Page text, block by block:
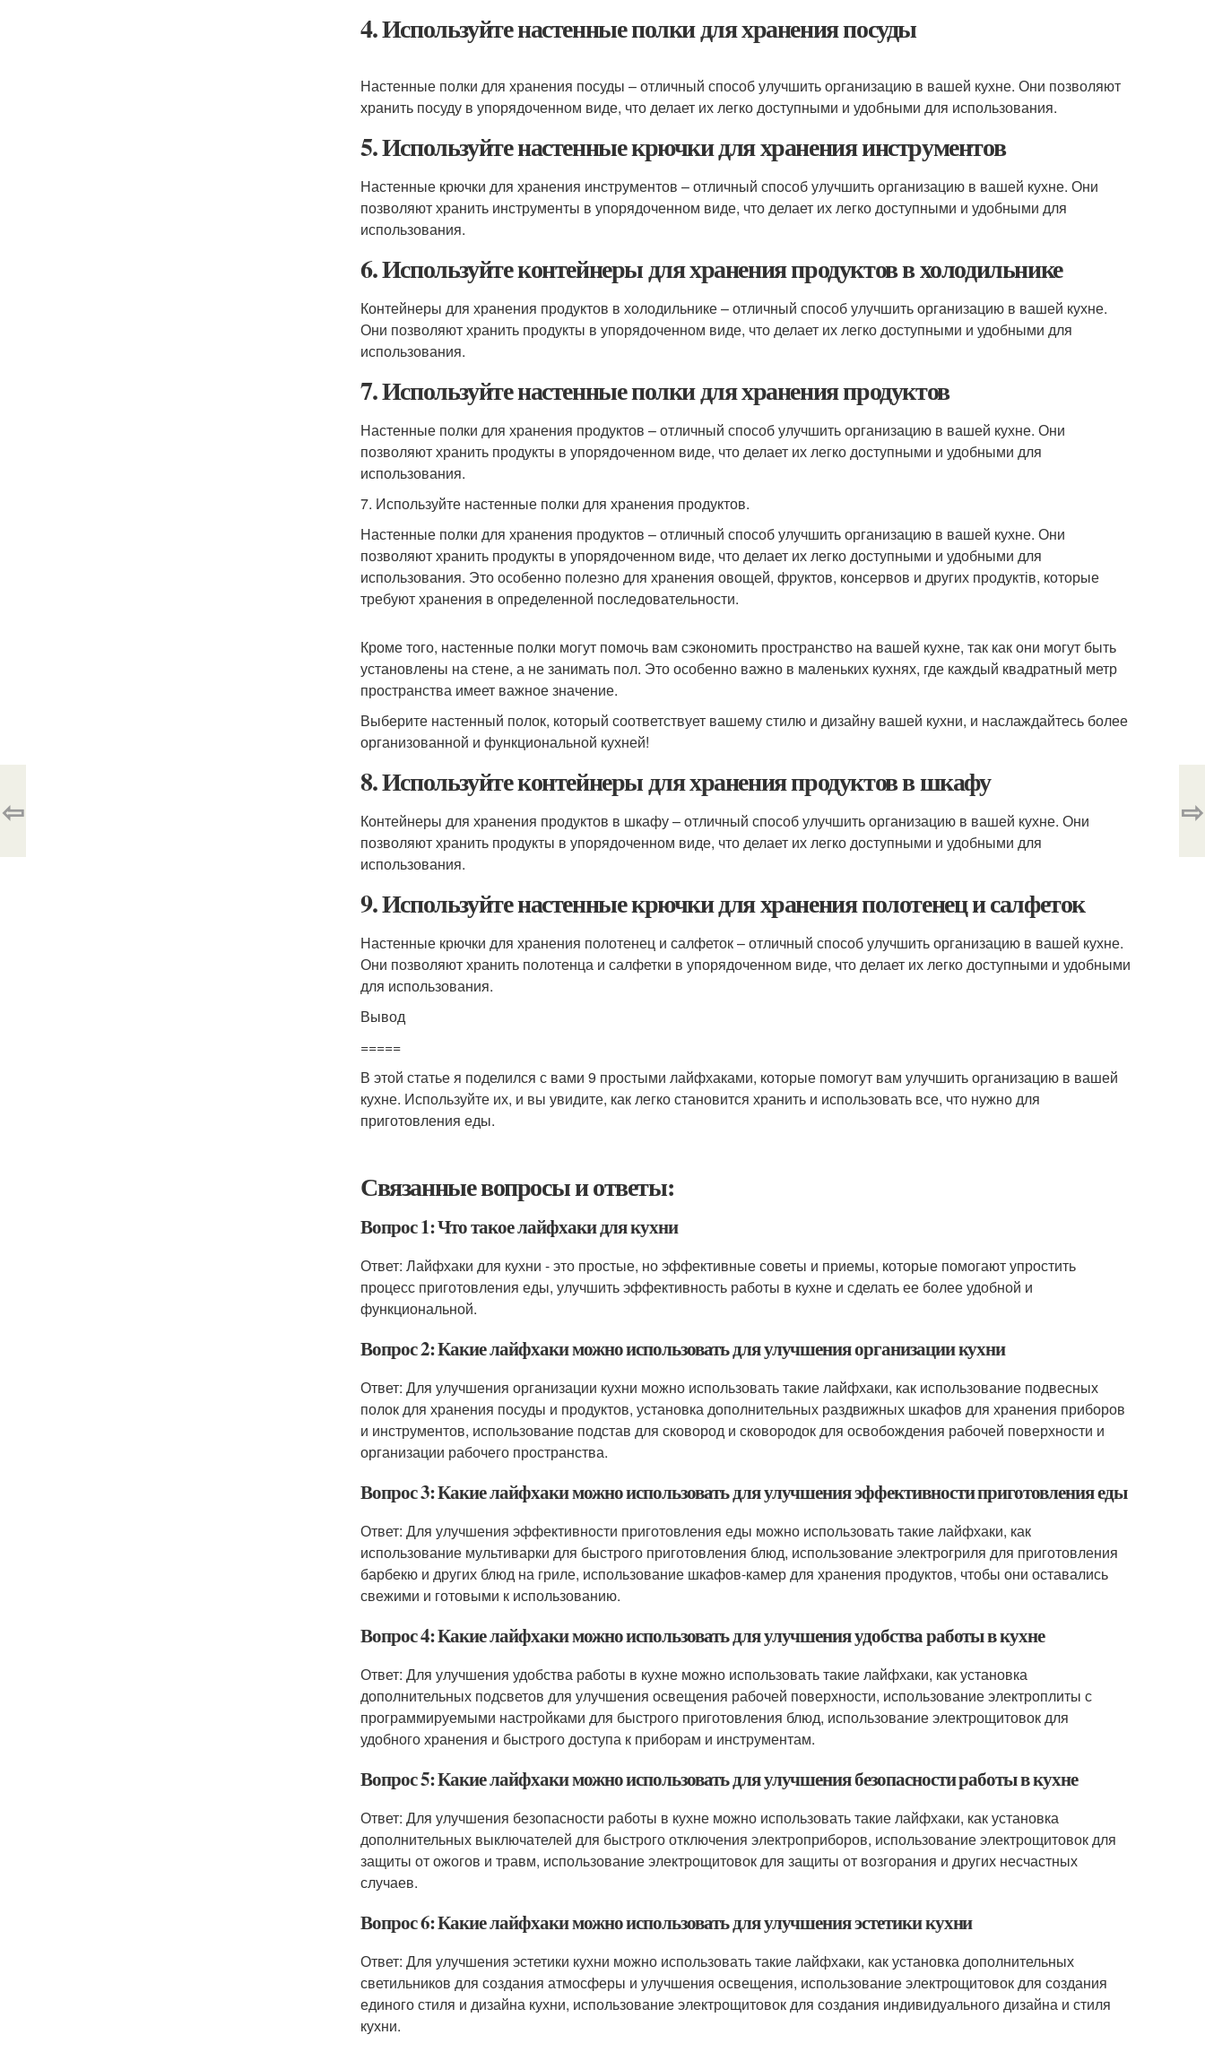
4. Используйте настенные полки для хранения посуды
Настенные полки для хранения посуды – отличный способ улучшить организацию в вашей кухне. Они позволяют
хранить посуду в упорядоченном виде, что делает их легко доступными и удобными для использования.
5. Используйте настенные крючки для хранения инструментов
Настенные крючки для хранения инструментов – отличный способ улучшить организацию в вашей кухне. Они
позволяют хранить инструменты в упорядоченном виде, что делает их легко доступными и удобными для
использования.
6. Используйте контейнеры для хранения продуктов в холодильнике
Контейнеры для хранения продуктов в холодильнике – отличный способ улучшить организацию в вашей кухне.
Они позволяют хранить продукты в упорядоченном виде, что делает их легко доступными и удобными для
использования.
7. Используйте настенные полки для хранения продуктов
Настенные полки для хранения продуктов – отличный способ улучшить организацию в вашей кухне. Они
позволяют хранить продукты в упорядоченном виде, что делает их легко доступными и удобными для
использования.
7. Используйте настенные полки для хранения продуктов.
Настенные полки для хранения продуктов – отличный способ улучшить организацию в вашей кухне. Они
позволяют хранить продукты в упорядоченном виде, что делает их легко доступными и удобными для
использования. Это особенно полезно для хранения овощей, фруктов, консервов и других продуктів, которые
требуют хранения в определенной последовательности.
Кроме того, настенные полки могут помочь вам сэкономить пространство на вашей кухне, так как они могут быть
установлены на стене, а не занимать пол. Это особенно важно в маленьких кухнях, где каждый квадратный метр
пространства имеет важное значение.
Выберите настенный полок, который соответствует вашему стилю и дизайну вашей кухни, и наслаждайтесь более
организованной и функциональной кухней!
8. Используйте контейнеры для хранения продуктов в шкафу
Контейнеры для хранения продуктов в шкафу – отличный способ улучшить организацию в вашей кухне. Они
позволяют хранить продукты в упорядоченном виде, что делает их легко доступными и удобными для
использования.
9. Используйте настенные крючки для хранения полотенец и салфеток
Настенные крючки для хранения полотенец и салфеток – отличный способ улучшить организацию в вашей кухне.
Они позволяют хранить полотенца и салфетки в упорядоченном виде, что делает их легко доступными и удобными
для использования.
Вывод
=====
В этой статье я поделился с вами 9 простыми лайфхаками, которые помогут вам улучшить организацию в вашей
кухне. Используйте их, и вы увидите, как легко становится хранить и использовать все, что нужно для
приготовления еды.
Связанные вопросы и ответы:
Вопрос 1: Что такое лайфхаки для кухни
Ответ: Лайфхаки для кухни - это простые, но эффективные советы и приемы, которые помогают упростить
процесс приготовления еды, улучшить эффективность работы в кухне и сделать ее более удобной и
функциональной.
Вопрос 2: Какие лайфхаки можно использовать для улучшения организации кухни
Ответ: Для улучшения организации кухни можно использовать такие лайфхаки, как использование подвесных
полок для хранения посуды и продуктов, установка дополнительных раздвижных шкафов для хранения приборов
и инструментов, использование подстав для сковород и сковородок для освобождения рабочей поверхности и
организации рабочего пространства.
Вопрос 3: Какие лайфхаки можно использовать для улучшения эффективности приготовления еды
Ответ: Для улучшения эффективности приготовления еды можно использовать такие лайфхаки, как
использование мультиварки для быстрого приготовления блюд, использование электрогриля для приготовления
барбекю и других блюд на гриле, использование шкафов-камер для хранения продуктов, чтобы они оставались
свежими и готовыми к использованию.
Вопрос 4: Какие лайфхаки можно использовать для улучшения удобства работы в кухне
Ответ: Для улучшения удобства работы в кухне можно использовать такие лайфхаки, как установка
дополнительных подсветов для улучшения освещения рабочей поверхности, использование электроплиты с
программируемыми настройками для быстрого приготовления блюд, использование электрощитовок для
удобного хранения и быстрого доступа к приборам и инструментам.
Вопрос 5: Какие лайфхаки можно использовать для улучшения безопасности работы в кухне
Ответ: Для улучшения безопасности работы в кухне можно использовать такие лайфхаки, как установка
дополнительных выключателей для быстрого отключения электроприборов, использование электрощитовок для
защиты от ожогов и травм, использование электрощитовок для защиты от возгорания и других несчастных
случаев.
Вопрос 6: Какие лайфхаки можно использовать для улучшения эстетики кухни
Ответ: Для улучшения эстетики кухни можно использовать такие лайфхаки, как установка дополнительных
светильников для создания атмосферы и улучшения освещения, использование электрощитовок для создания
единого стиля и дизайна кухни, использование электрощитовок для создания индивидуального дизайна и стиля
кухни.
⇦ ⇨